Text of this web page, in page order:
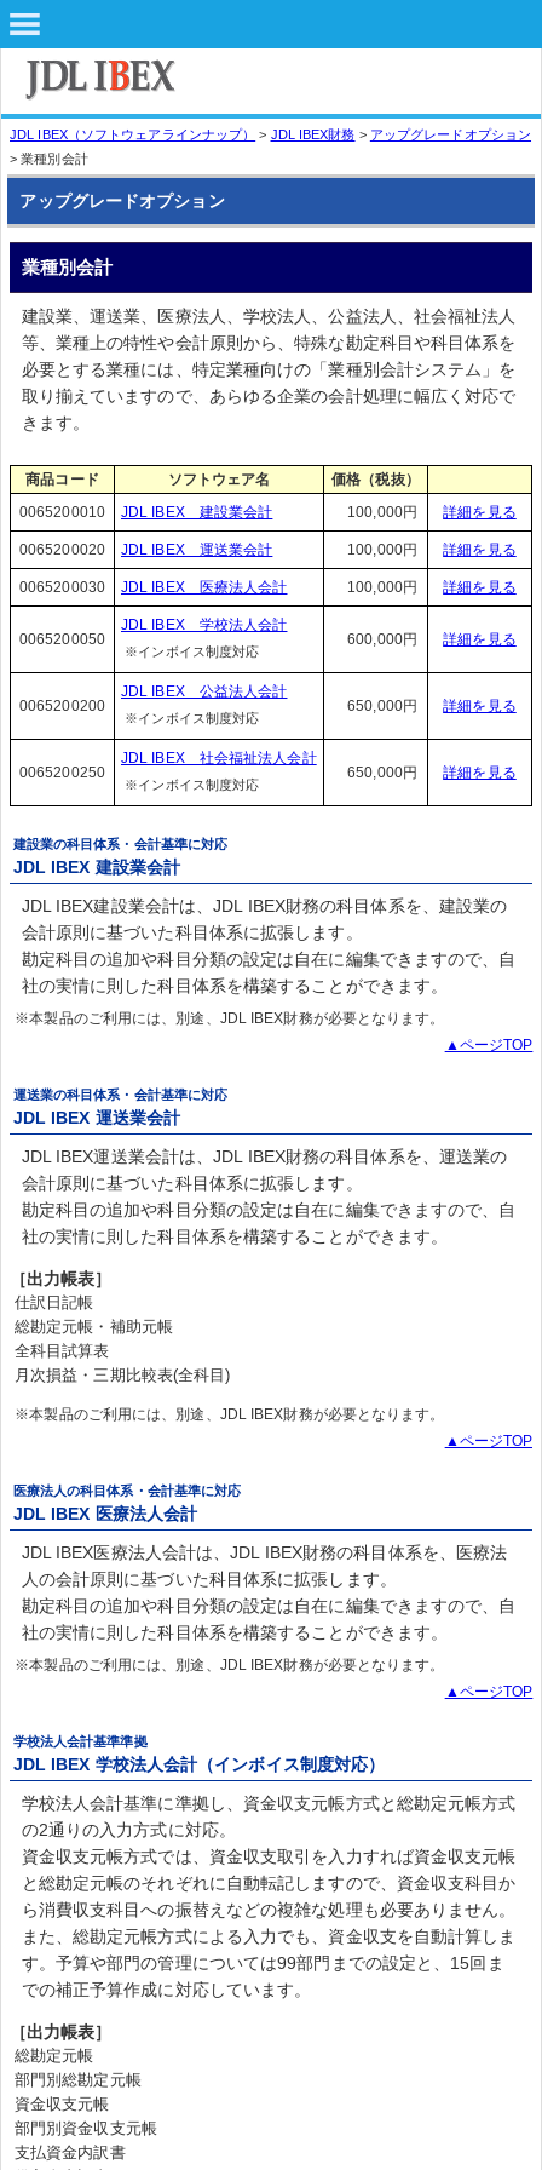
JDL IBEX（ソフトウェアラインナップ） > JDL IBEX財務 > アップグレードオプション
> 業種別会計
アップグレードオプション
業種別会計
建設業、運送業、医療法人、学校法人、公益法人、社会福祉法人
等、業種上の特性や会計原則から、特殊な勘定科目や科目体系を
必要とする業種には、特定業種向けの「業種別会計システム」を
取り揃えていますので、あらゆる企業の会計処理に幅広く対応で
きます。
商品コード ソフトウェア名
価格（税抜）
0065200010
JDL IBEX 建設業会計 100,000円 詳細を見る
0065200020 JDL IBEX 運送業会計 100,000円 詳細を見る
0065200030 JDL IBEX 医療法人会計 100,000円 詳細を見る
0065200050
JDL IBEX 学校法人会計
※インボイス制度対応
600,000円 詳細を見る
0065200200
JDL IBEX 公益法人会計
※インボイス制度対応
650,000円 詳細を見る
0065200250
JDL IBEX 社会福祉法人会計
※インボイス制度対応
650,000円 詳細を見る
建設業の科目体系・会計基準に対応
JDL IBEX 建設業会計
JDL IBEX建設業会計は、JDL IBEX財務の科目体系を、建設業の
会計原則に基づいた科目体系に拡張します。
勘定科目の追加や科目分類の設定は自在に編集できますので、自
社の実情に則した科目体系を構築することができます。
※本製品のご利用には、別途、JDL IBEX財務が必要となります。
▲ページTOP
運送業の科目体系・会計基準に対応
JDL IBEX 運送業会計
JDL IBEX運送業会計は、JDL IBEX財務の科目体系を、運送業の
会計原則に基づいた科目体系に拡張します。
勘定科目の追加や科目分類の設定は自在に編集できますので、自
社の実情に則した科目体系を構築することができます。
［出力帳表］
仕訳日記帳
総勘定元帳・補助元帳
全科目試算表
月次損益・三期比較表(全科目)
※本製品のご利用には、別途、JDL IBEX財務が必要となります。
▲ページTOP
医療法人の科目体系・会計基準に対応
JDL IBEX 医療法人会計
JDL IBEX医療法人会計は、JDL IBEX財務の科目体系を、医療法
人の会計原則に基づいた科目体系に拡張します。
勘定科目の追加や科目分類の設定は自在に編集できますので、自
社の実情に則した科目体系を構築することができます。
※本製品のご利用には、別途、JDL IBEX財務が必要となります。
▲ページTOP
学校法人会計基準準拠
JDL IBEX 学校法人会計（インボイス制度対応）
学校法人会計基準に準拠し、資金収支元帳方式と総勘定元帳方式
の2通りの入力方式に対応。
資金収支元帳方式では、資金収支取引を入力すれば資金収支元帳
と総勘定元帳のそれぞれに自動転記しますので、資金収支科目か
ら消費収支科目への振替えなどの複雑な処理も必要ありません。
また、総勘定元帳方式による入力でも、資金収支を自動計算しま
す。予算や部門の管理については99部門までの設定と、15回ま
での補正予算作成に対応しています。
［出力帳表］
総勘定元帳
部門別総勘定元帳
資金収支元帳
部門別資金収支元帳
支払資金内訳書